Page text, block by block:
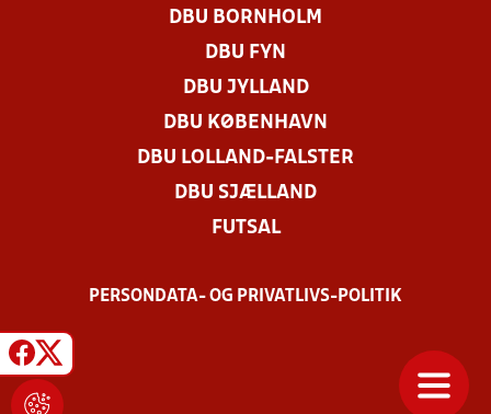
DBU BORNHOLM
DBU FYN
DBU JYLLAND
DBU KØBENHAVN
DBU LOLLAND-FALSTER
DBU SJÆLLAND
FUTSAL
PERSONDATA- OG PRIVATLIVS-POLITIK